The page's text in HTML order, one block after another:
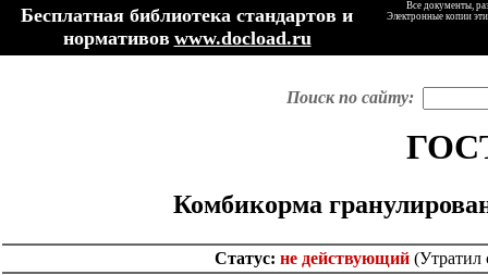
Бесплатная библиотека стандартов и
нормативов www.docload.ru
Все документы,
Электронные копии
Поиск по сайту:
Комбикорма
Статус: не действующий (Утратил